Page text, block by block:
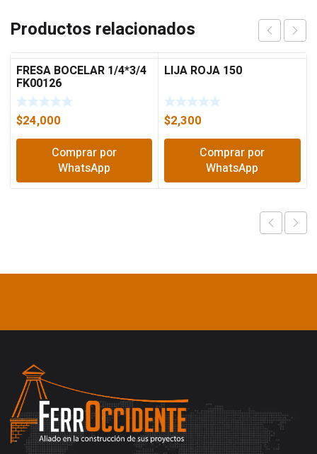
Productos relacionados
FRESA BOCELAR 1/4*3/4
FK00126
$24,000
Comprar por
WhatsApp
LIJA ROJA 150
$2,300
Comprar por
WhatsApp